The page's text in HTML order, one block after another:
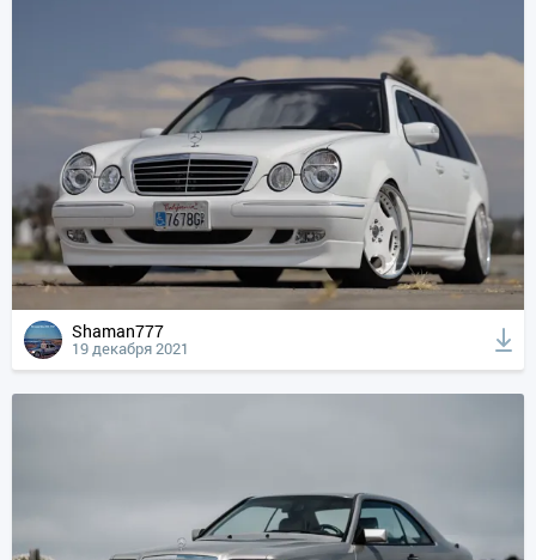
Shaman777
19 декабря 2021